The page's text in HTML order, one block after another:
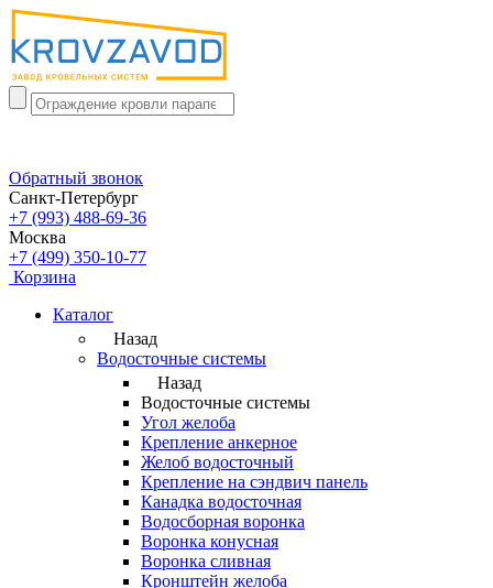
Обратный звонок
Санкт-Петербург
+7 (993) 488-69-36
Москва
+7 (499) 350-10-77
Корзина
Каталог
Назад
Водосточные системы
Назад
Водосточные системы
Угол желоба
Крепление анкерное
Желоб водосточный
Крепление на сэндвич панель
Канадка водосточная
Водосборная воронка
Воронка конусная
Воронка сливная
Кронштейн желоба